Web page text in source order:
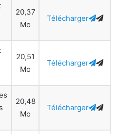
20,37
Mo
Télécharger
20,51
Mo
Télécharger
20,48
Mo
Télécharger